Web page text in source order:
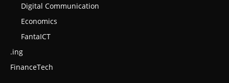
Digital Communication
Economics
FantaICT
.ing
FinanceTech